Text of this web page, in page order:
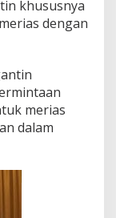
khususnya
dengan
merias
dalam